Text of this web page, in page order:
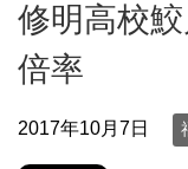
修明高校
倍率
2017年10月7日